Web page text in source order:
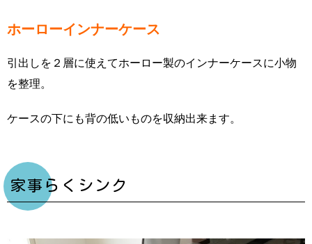
ホーローインナーケース
引出しを２層に使えてホーロー製のインナーケースに小物
を整理。
ケースの下にも背の低いものを収納出来ます。
家事らくシンク